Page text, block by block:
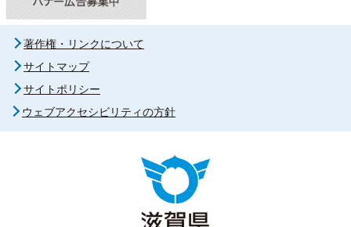
著作権・リンクについて
サイトマップ
サイトポリシー
ウェブアクセシビリティの方針